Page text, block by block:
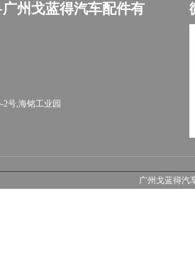
州戈蓝得汽车配件有
号,海铭工业园
广州戈蓝得汽